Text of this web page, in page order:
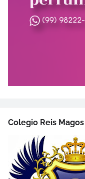
Colegio Reis Magos